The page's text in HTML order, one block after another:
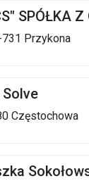
SPÓŁKA
Przykona
Częstochowa